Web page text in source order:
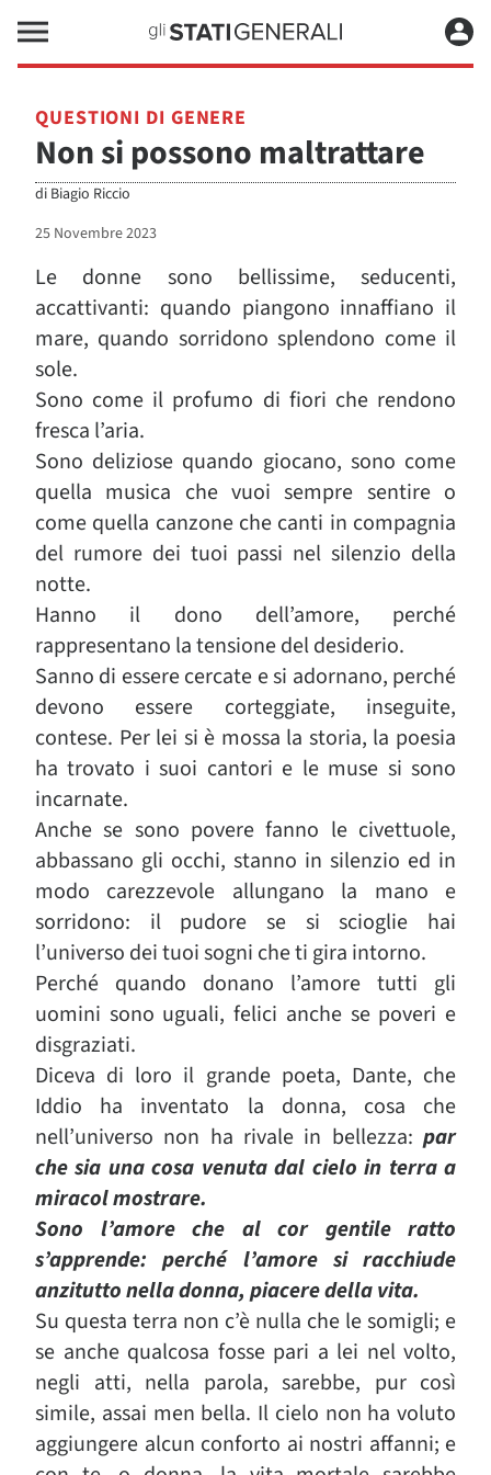
QUESTIONI DI GENERE
Non si possono maltrattare
di Biagio Riccio
25 Novembre 2023
Le donne sono bellissime, seducenti,
accattivanti: quando piangono innaffiano il
mare, quando sorridono splendono come il
sole.
Sono come il profumo di fiori che rendono
fresca l’aria.
Sono deliziose quando giocano, sono come
quella musica che vuoi sempre sentire o
come quella canzone che canti in compagnia
del rumore dei tuoi passi nel silenzio della
notte.
Hanno il dono dell’amore, perché
rappresentano la tensione del desiderio.
Sanno di essere cercate e si adornano, perché
devono essere corteggiate, inseguite,
contese. Per lei si è mossa la storia, la poesia
ha trovato i suoi cantori e le muse si sono
incarnate.
Anche se sono povere fanno le civettuole,
abbassano gli occhi, stanno in silenzio ed in
modo carezzevole allungano la mano e
sorridono: il pudore se si scioglie hai
l’universo dei tuoi sogni che ti gira intorno.
Perché quando donano l’amore tutti gli
uomini sono uguali, felici anche se poveri e
disgraziati.
Diceva di loro il grande poeta, Dante, che
Iddio ha inventato la donna, cosa che
nell’universo non ha rivale in bellezza: par
che sia una cosa venuta dal cielo in terra a
miracol mostrare.
Sono l’amore che al cor gentile ratto
s’apprende: perché l’amore si racchiude
anzitutto nella donna, piacere della vita.
Su questa terra non c’è nulla che le somigli; e
se anche qualcosa fosse pari a lei nel volto,
negli atti, nella parola, sarebbe, pur così
simile, assai men bella. Il cielo non ha voluto
aggiungere alcun conforto ai nostri affanni; e